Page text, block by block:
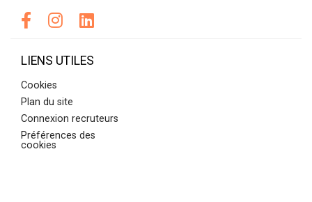
LIENS UTILES
Cookies
Plan du site
Connexion recruteurs
Préférences des
cookies